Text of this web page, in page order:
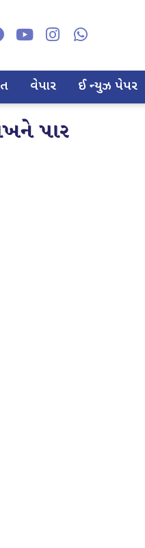
વેપાર ઈ ન્યુઝ પેપર
પાર